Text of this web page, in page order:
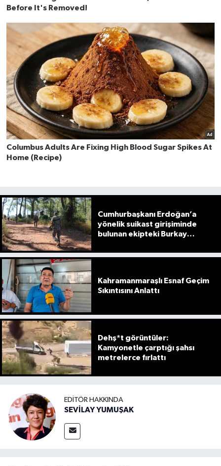
Cumhurbaşkanı Erdoğan’a
yönelik suikast girişiminde
bulunan ekipteki Burkay
Kahramanmaraşlı Esnaf Geçim
Sıkıntısını Anlattı
Dehş*t görüntüler:
Kamyonetle çarptığı şahsı
metrelerce fırlattı
EDITÖR HAKKINDA
SEVİLAY YUMUŞAK